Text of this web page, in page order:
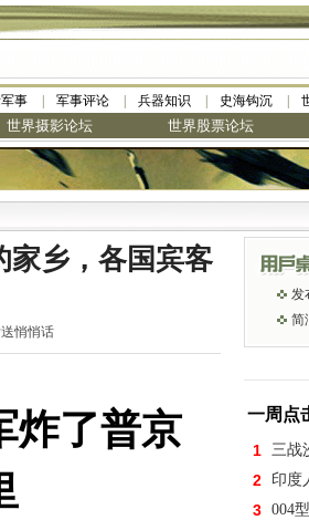
事 军事评论 兵器知识 史海钩沉
世界摄影论坛 世界股票论坛
家乡，各国宾客
悄悄话
炸了普京
发
简
一周点
1 三战
2 印度
3 004